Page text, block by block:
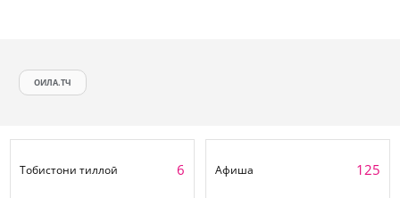
ОИЛА.ТЧ
Тобистони тиллоӣ 6 Афиша 125